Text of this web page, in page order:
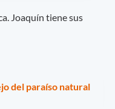
Joaquín tiene sus
del paraíso natural